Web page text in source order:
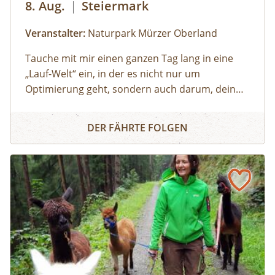
8. Aug. | Steiermark
Veranstalter: Naturpark Mürzer Oberland
Tauche mit mir einen ganzen Tag lang in eine
„Lauf-Welt“ ein, in der es nicht nur um
Optimierung geht, sondern auch darum, dein
in der Technik nicht nur erarbeitet, sondern
gespürt wird. In der Leichtigkeit und
Weiterentwicklung, sportwissenschaftliche
Fundierung und Verletzungsprophylaxe.
Im interaktiven Theorieteil kommen wir ins
Verstehen, im Praxisteil kommen wir mit
zahlreichen Übungen in die Umsetzung. Ein
achtsamer Lauf im Gelände schließt den
Praxisteil ab und lässt das Gelernte
Lauftechnik - Workshop
DER FÄHRTE FOLGEN